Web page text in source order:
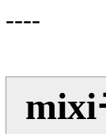
----
mixi